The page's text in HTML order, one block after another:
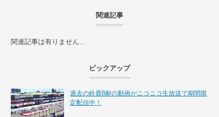
関連記事
関連記事は有りません...
ピックアップ
過去の鈴鹿8耐の動画がニコニコ生放送で期間限
定配信中！